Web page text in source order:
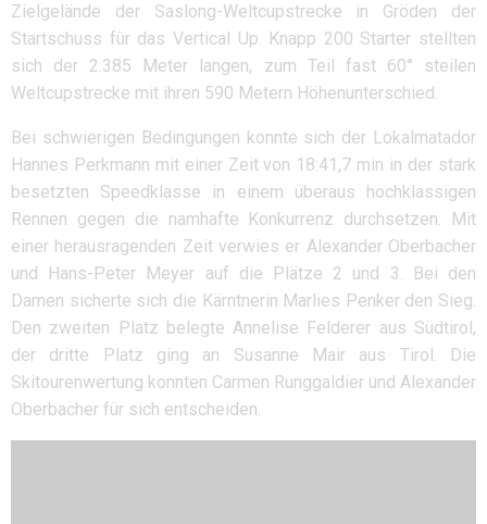
Zielgelände der Saslong-Weltcupstrecke in Gröden der
Startschuss für das Vertical Up. Knapp 200 Starter stellten
sich der 2.385 Meter langen, zum Teil fast 60° steilen
Weltcupstrecke mit ihren 590 Metern Höhenunterschied.
Bei schwierigen Bedingungen konnte sich der Lokalmatador
Hannes Perkmann mit einer Zeit von 18:41,7 min in der stark
besetzten Speedklasse in einem überaus hochklassigen
Rennen gegen die namhafte Konkurrenz durchsetzen. Mit
einer herausragenden Zeit verwies er Alexander Oberbacher
und Hans-Peter Meyer auf die Plätze 2 und 3. Bei den
Damen sicherte sich die Kärntnerin Marlies Penker den Sieg.
Den zweiten Platz belegte Annelise Felderer aus Südtirol,
der dritte Platz ging an Susanne Mair aus Tirol. Die
Skitourenwertung konnten Carmen Runggaldier und Alexander
Oberbacher für sich entscheiden.